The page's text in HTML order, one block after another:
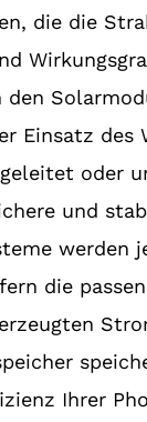
die die
den
Einsatz des
oder
und
die
Ihrer